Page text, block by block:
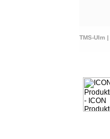
TMS-Ulm |